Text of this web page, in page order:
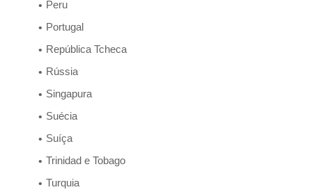
Peru
Portugal
República Tcheca
Rússia
Singapura
Suécia
Suíça
Trinidad e Tobago
Turquia